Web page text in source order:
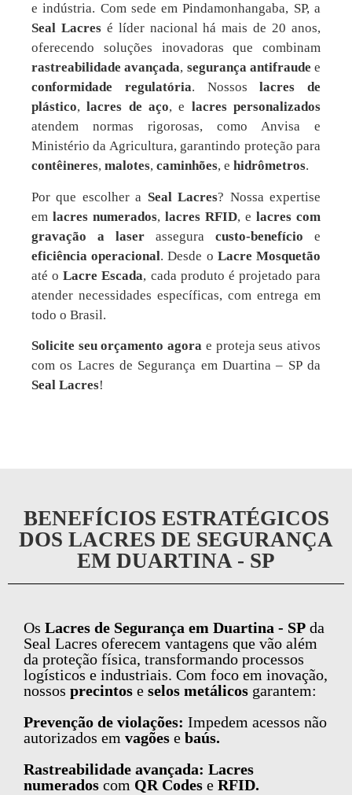
e indústria. Com sede em Pindamonhangaba, SP, a
Seal Lacresé líder nacional há mais de 20 anos,
oferecendo soluções inovadoras que combinam
rastreabilidade avançada, segurança antifraude e
conformidade regulatória. Nossoslacres de
plástico,lacres de aço, e lacres personalizados
atendem normas rigorosas, como Anvisa e
Ministério da Agricultura, garantindo proteção para
contêineres, malotes, caminhões, e hidrômetros.
Por que escolher a Seal Lacres? Nossa expertise
em lacres numerados, lacres RFID, e lacres com
gravação a laser assegura custo-benefício e
eficiência operacional. Desde o Lacre Mosquetão
até oLacre Escada, cada produto é projetado para
atender necessidades específicas, com entrega em
todo o Brasil.
Solicite seu orçamento agora e proteja seus ativos
com os Lacres de Segurança em Duartina – SP da
Seal Lacres!
BENEFÍCIOS ESTRATÉGICOS
DOS LACRES DE SEGURANÇA
EM DUARTINA - SP
Os Lacres de Segurança em Duartina - SP da
Seal Lacres oferecem vantagens que vão além
da proteção física, transformando processos
logísticos e industriais. Com foco em inovação,
nossos precintos e selos metálicos garantem:
Prevenção de violações: Impedem acessos não
autorizados em vagões e baús.
Rastreabilidade avançada: Lacres
numerados com QR Codes e RFID.